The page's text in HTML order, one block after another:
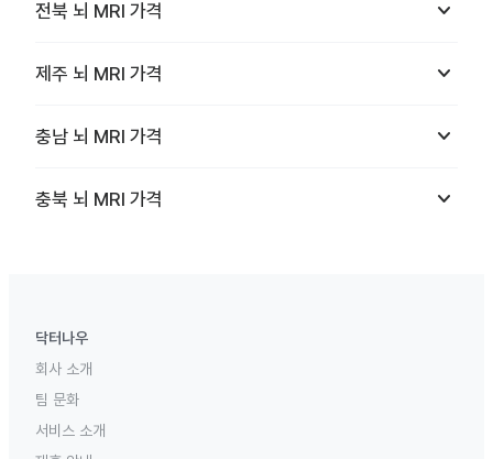
전북 뇌 MRI 가격 keyboard_arrow_down
제주 뇌 MRI 가격 keyboard_arrow_down
충남 뇌 MRI 가격 keyboard_arrow_down
충북 뇌 MRI 가격 keyboard_arrow_down
닥터나우
회사 소개
팀 문화
서비스 소개